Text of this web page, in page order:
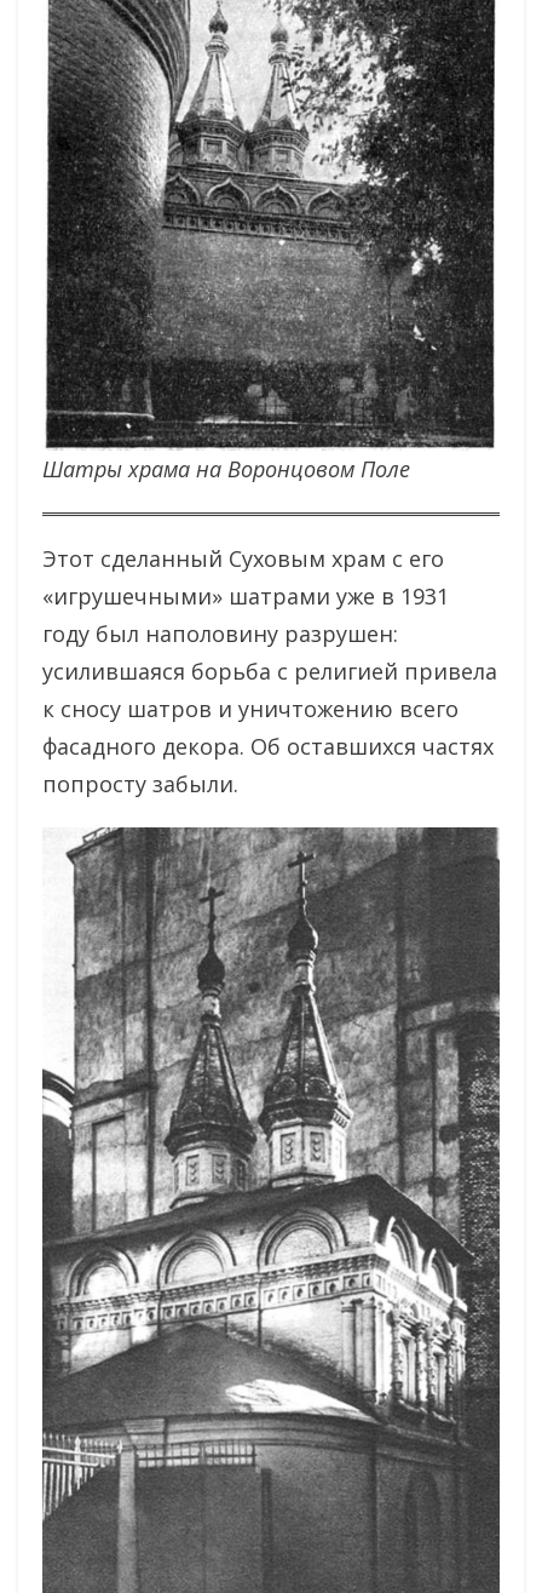
Шатры храма на Воронцовом Поле
Этот сделанный Суховым храм с его
«игрушечными» шатрами уже в 1931
году был наполовину разрушен:
усилившаяся борьба с религией привела
к сносу шатров и уничтожению всего
фасадного декора. Об оставшихся частях
попросту забыли.